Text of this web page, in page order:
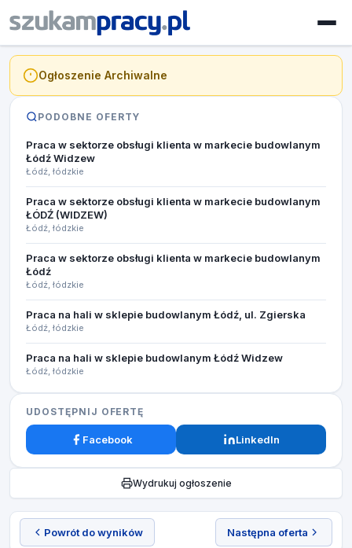
Powrót do wyników Następna oferta
Ogłoszenie Archiwalne
PODOBNE OFERTY
Praca w sektorze obsługi klienta w markecie budowlanym
Łódź Widzew
Łódź, łódzkie
Praca w sektorze obsługi klienta w markecie budowlanym
ŁÓDŹ (WIDZEW)
Łódź, łódzkie
Praca w sektorze obsługi klienta w markecie budowlanym
Łódź
Łódź, łódzkie
Praca na hali w sklepie budowlanym Łódź, ul. Zgierska
Łódź, łódzkie
Praca na hali w sklepie budowlanym Łódź Widzew
Łódź, łódzkie
UDOSTĘPNIJ OFERTĘ
Facebook LinkedIn
Wydrukuj ogłoszenie